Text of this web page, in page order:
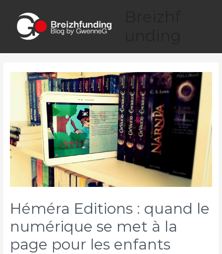
contenu
Menu
Héméra Editions : quand le
numérique se met à la
page pour les enfants